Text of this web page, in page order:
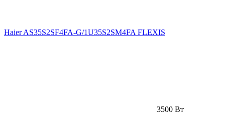
Haier AS35S2SF4FA-G/1U35S2SM4FA FLEXIS
3500 Вт